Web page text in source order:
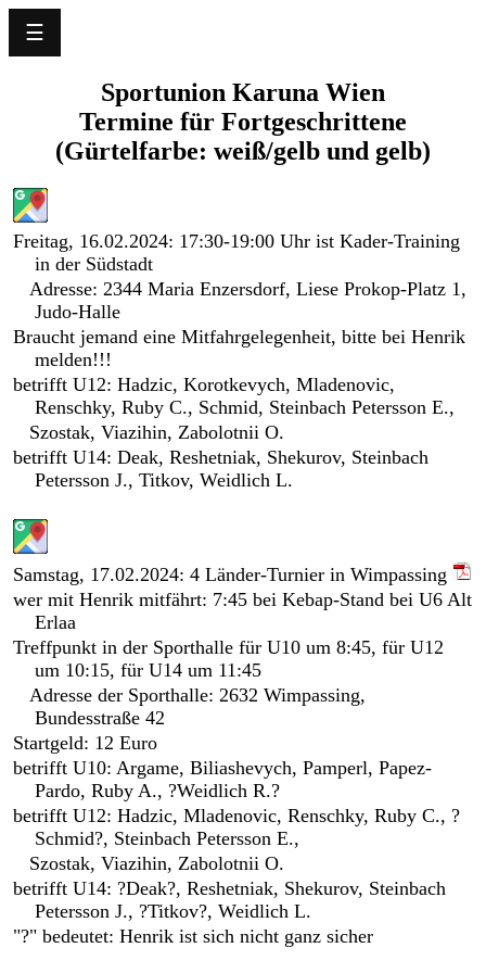
Language
Home
News
Our
Club
Training
Schedule
Events
Successes
Torneio
Internacional
de
Judo
2026
☰
Sportunion Karuna Wien
Termine für Fortgeschrittene
(Gürtelfarbe: weiß/gelb und gelb)
Freitag, 16.02.2024: 17:30-19:00 Uhr ist Kader-Training
in der Südstadt
Adresse: 2344 Maria Enzersdorf, Liese Prokop-Platz 1,
Judo-Halle
Braucht jemand eine Mitfahrgelegenheit, bitte bei Henrik
melden!!!
betrifft U12: Hadzic, Korotkevych, Mladenovic,
Renschky, Ruby C., Schmid, Steinbach Petersson E.,
Szostak, Viazihin, Zabolotnii O.
betrifft U14: Deak, Reshetniak, Shekurov, Steinbach
Petersson J., Titkov, Weidlich L.
Samstag, 17.02.2024: 4 Länder-Turnier in Wimpassing
wer mit Henrik mitfährt: 7:45 bei Kebap-Stand bei U6 Alt
Erlaa
Treffpunkt in der Sporthalle für U10 um 8:45, für U12
um 10:15, für U14 um 11:45
Adresse der Sporthalle: 2632 Wimpassing,
Bundesstraße 42
Startgeld: 12 Euro
betrifft U10: Argame, Biliashevych, Pamperl, Papez-
Pardo, Ruby A., ?Weidlich R.?
betrifft U12: Hadzic, Mladenovic, Renschky, Ruby C., ?
Schmid?, Steinbach Petersson E.,
Szostak, Viazihin, Zabolotnii O.
betrifft U14: ?Deak?, Reshetniak, Shekurov, Steinbach
Petersson J., ?Titkov?, Weidlich L.
"?" bedeutet: Henrik ist sich nicht ganz sicher